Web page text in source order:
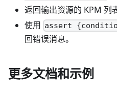
返回输出资源的 KPM 列
使用 assert
回错误消息。
更多文档和示例